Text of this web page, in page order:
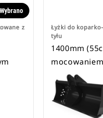
z
Wybrano
Łyżki do
tyłu
1400mm